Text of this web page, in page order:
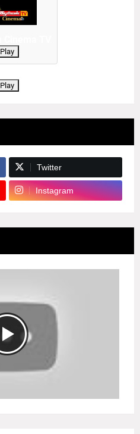
Play
Play
Twitter
Instagram